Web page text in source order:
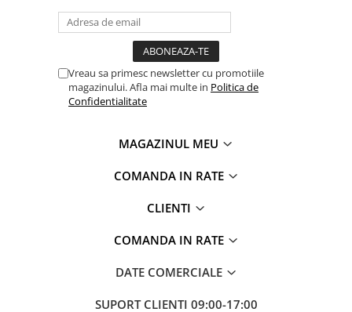
Vreau sa primesc newsletter cu promotiile
magazinului. Afla mai multe in Politica de
Confidentialitate
MAGAZINUL MEU
COMANDA IN RATE
CLIENTI
COMANDA IN RATE
DATE COMERCIALE
SUPORT CLIENTI 09:00-17:00